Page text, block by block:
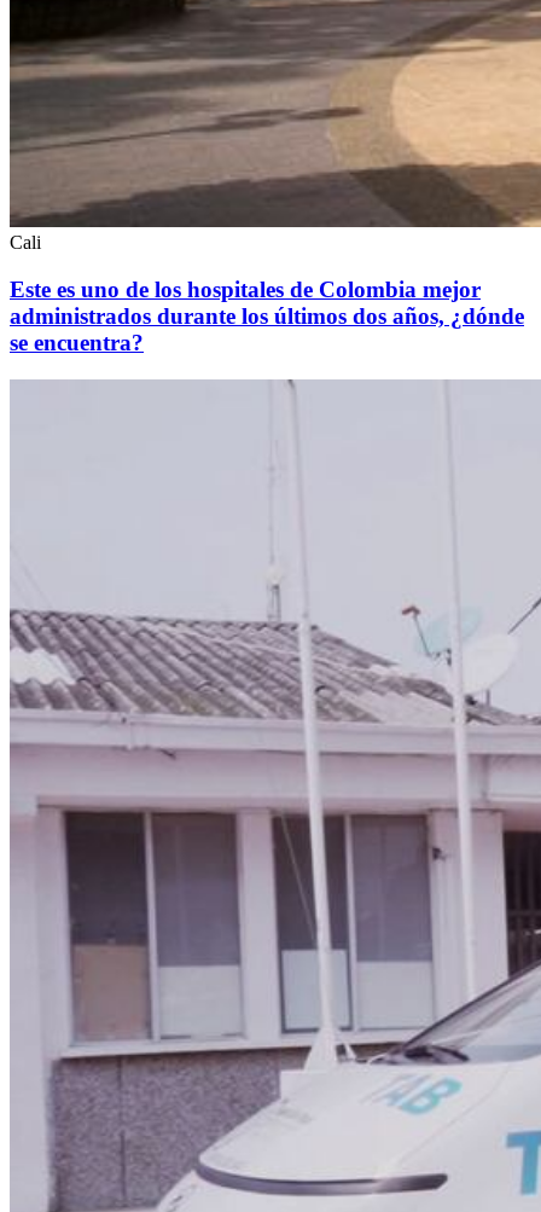
Cali
Este es uno de los hospitales de Colombia mejor
administrados durante los últimos dos años, ¿dónde
se encuentra?